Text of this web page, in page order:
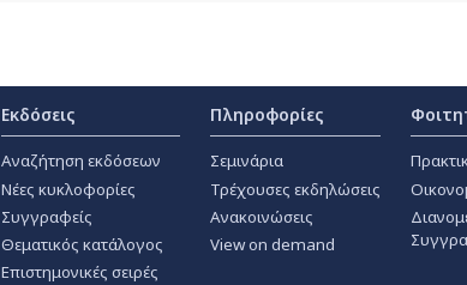
Εκδόσεις
Αναζήτηση εκδόσεων
Νέες κυκλοφορίες
Συγγραφείς
Θεματικός κατάλογος
Επιστημονικές σειρές
Πληροφορίες
Σεμινάρια
Τρέχουσες εκδηλώσεις
Ανακοινώσεις
View on demand